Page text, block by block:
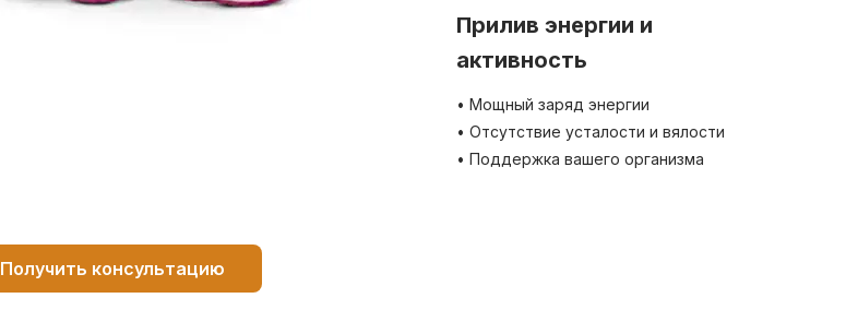
Прилив энергии и
активность
• Мощный заряд энергии
• Отсутствие усталости и вялости
• Поддержка вашего организма
Получить консультацию